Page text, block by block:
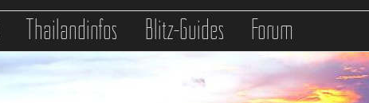
Thailandinfos Blitz-Guides Forum